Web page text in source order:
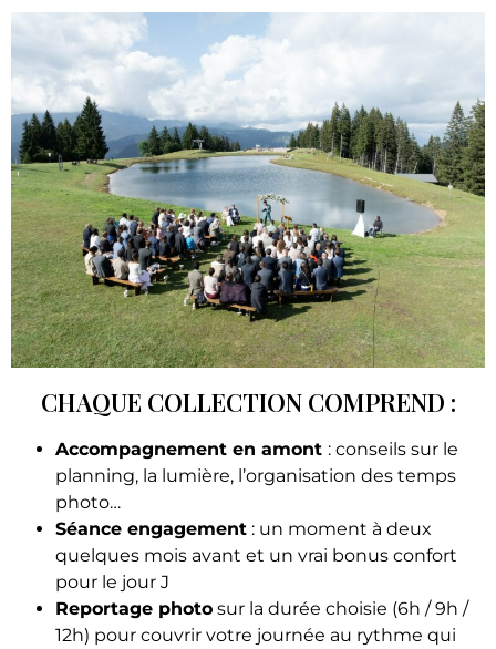
CHAQUE COLLECTION COMPREND :
Accompagnement en amont : conseils sur le
planning, la lumière, l’organisation des temps
photo…
Séance engagement : un moment à deux
quelques mois avant et un vrai bonus confort
pour le jour J
Reportage photo sur la durée choisie (6h / 9h /
12h) pour couvrir votre journée au rythme qui